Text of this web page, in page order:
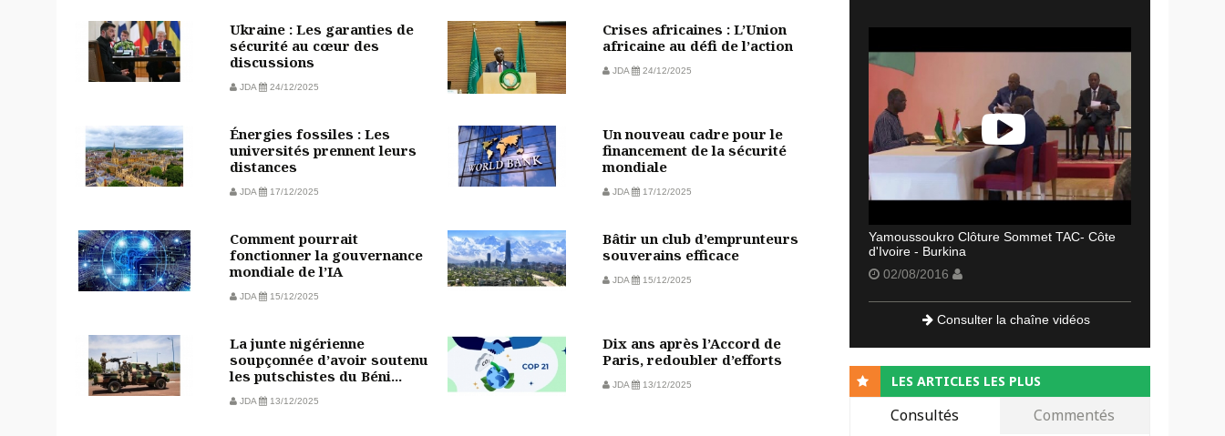
Ukraine : Les garanties de
sécurité au cœur des
discussions
JDA 24/12/2025
Crises africaines : L’Union
africaine au défi de l’action
JDA 24/12/2025
Énergies fossiles : Les
universités prennent leurs
distances
JDA 17/12/2025
Un nouveau cadre pour le
financement de la sécurité
mondiale
JDA 17/12/2025
Comment pourrait
fonctionner la gouvernance
mondiale de l’IA
JDA 15/12/2025
Bâtir un club d’emprunteurs
souverains efficace
JDA 15/12/2025
La junte nigérienne
soupçonnée d’avoir soutenu
les putschistes du Béni...
JDA 13/12/2025
Dix ans après l’Accord de
Paris, redoubler d’efforts
JDA 13/12/2025
Yamoussoukro Clôture Sommet TAC- Côte
d'Ivoire - Burkina
02/08/2016
Consulter la chaîne vidéos
LES ARTICLES LES PLUS
Consultés Commentés